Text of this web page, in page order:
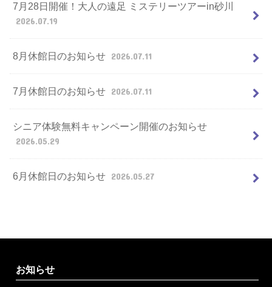
7月28日開催！大人の遠足 ミステリーツアーin砂川
2026.07.19
8月休館日のお知らせ 2026.07.11
7月休館日のお知らせ 2026.07.11
シニア体験無料キャンペーン開催のお知らせ
2026.05.29
6月休館日のお知らせ 2026.05.27
お知らせ